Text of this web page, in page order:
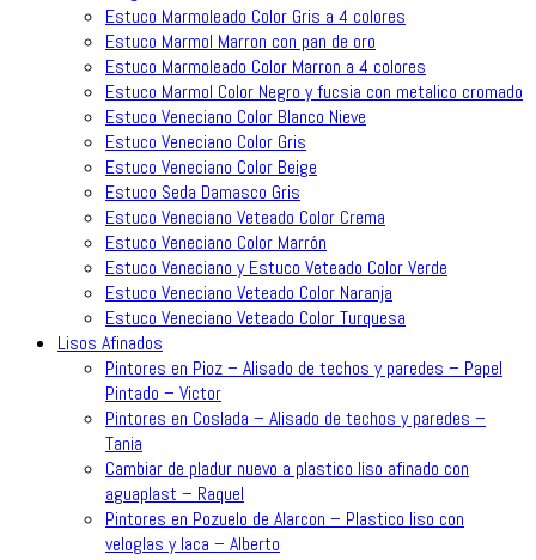
Estuco Marmoleado Color Gris a 4 colores
Estuco Marmol Marron con pan de oro
Estuco Marmoleado Color Marron a 4 colores
Estuco Marmol Color Negro y fucsia con metalico cromado
Estuco Veneciano Color Blanco Nieve
Estuco Veneciano Color Gris
Estuco Veneciano Color Beige
Estuco Seda Damasco Gris
Estuco Veneciano Veteado Color Crema
Estuco Veneciano Color Marrón
Estuco Veneciano y Estuco Veteado Color Verde
Estuco Veneciano Veteado Color Naranja
Estuco Veneciano Veteado Color Turquesa
Lisos Afinados
Pintores en Pioz – Alisado de techos y paredes – Papel
Pintado – Victor
Pintores en Coslada – Alisado de techos y paredes –
Tania
Cambiar de pladur nuevo a plastico liso afinado con
aguaplast – Raquel
Pintores en Pozuelo de Alarcon – Plastico liso con
veloglas y laca – Alberto